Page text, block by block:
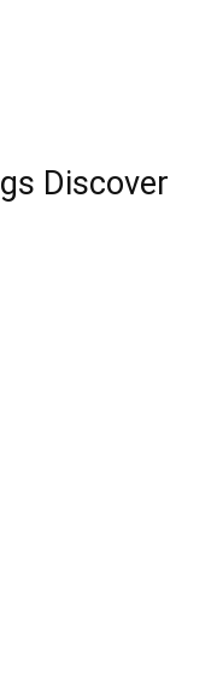
Discover